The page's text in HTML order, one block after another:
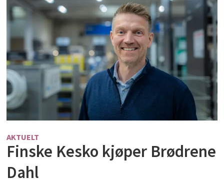
AKTUELT
Finske Kesko kjøper Brødrene
Dahl